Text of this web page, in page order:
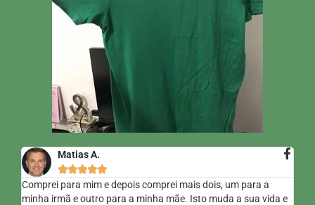
Matias A.

Comprei para mim e depois comprei mais dois, um para a
minha irmã e outro para a minha mãe. Isto muda a sua vida e